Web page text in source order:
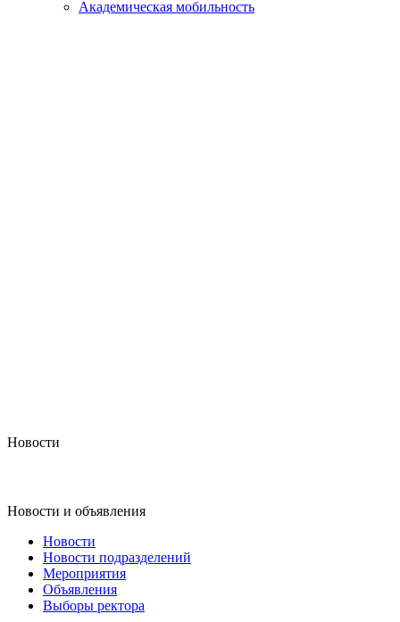
Академическая мобильность
Новости
Новости и объявления
Новости
Новости подразделений
Мероприятия
Объявления
Выборы ректора